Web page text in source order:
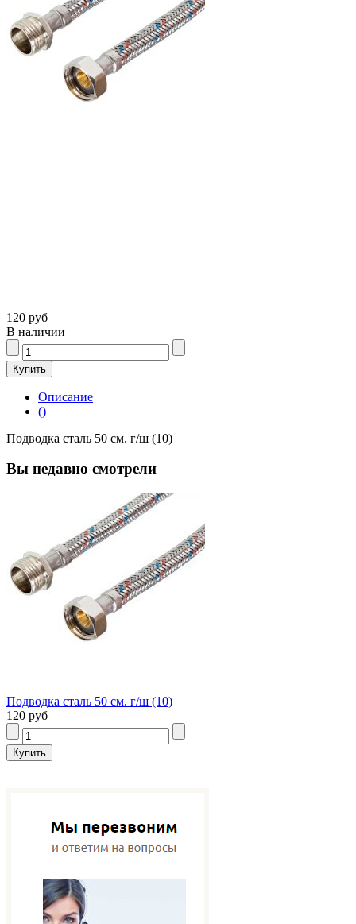
120 руб
В наличии
Описание
()
Подводка сталь 50 см. г/ш (10)
Вы недавно смотрели
Подводка сталь 50 см. г/ш (10)
120 руб